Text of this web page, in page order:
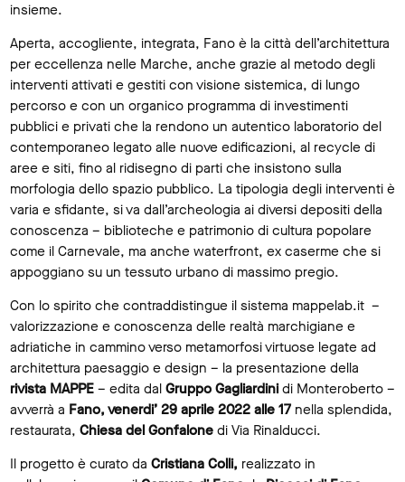
insieme.
Aperta, accogliente, integrata, Fano è la città dell’architettura
per eccellenza nelle Marche, anche grazie al metodo degli
interventi attivati e gestiti con visione sistemica, di lungo
percorso e con un organico programma di investimenti
pubblici e privati che la rendono un autentico laboratorio del
contemporaneo legato alle nuove edificazioni, al recycle di
aree e siti, fino al ridisegno di parti che insistono sulla
morfologia dello spazio pubblico. La tipologia degli interventi è
varia e sfidante, si va dall’archeologia ai diversi depositi della
conoscenza – biblioteche e patrimonio di cultura popolare
come il Carnevale, ma anche waterfront, ex caserme che si
appoggiano su un tessuto urbano di massimo pregio.
Con lo spirito che contraddistingue il sistema mappelab.it –
valorizzazione e conoscenza delle realtà marchigiane e
adriatiche in cammino verso metamorfosi virtuose legate ad
architettura paesaggio e design – la presentazione della
rivista MAPPE– edita dal Gruppo Gagliardinidi Monteroberto –
avverrà a Fano, venerdi’ 29 aprile 2022 alle 17nella splendida,
restaurata, Chiesa del Gonfalone di Via Rinalducci.
Il progetto è curato da Cristiana Colli, realizzato in